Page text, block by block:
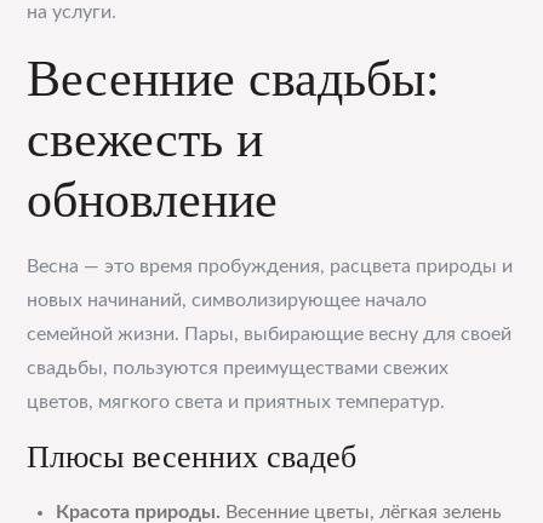
на услуги.
Весенние свадьбы:
свежесть и
обновление
Весна — это время пробуждения, расцвета природы и
новых начинаний, символизирующее начало
семейной жизни. Пары, выбирающие весну для своей
свадьбы, пользуются преимуществами свежих
цветов, мягкого света и приятных температур.
Плюсы весенних свадеб
Красота природы. Весенние цветы, лёгкая зелень